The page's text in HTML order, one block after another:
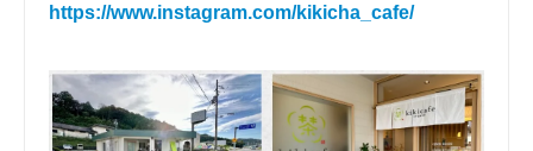
https://www.instagram.com/kikicha_cafe/